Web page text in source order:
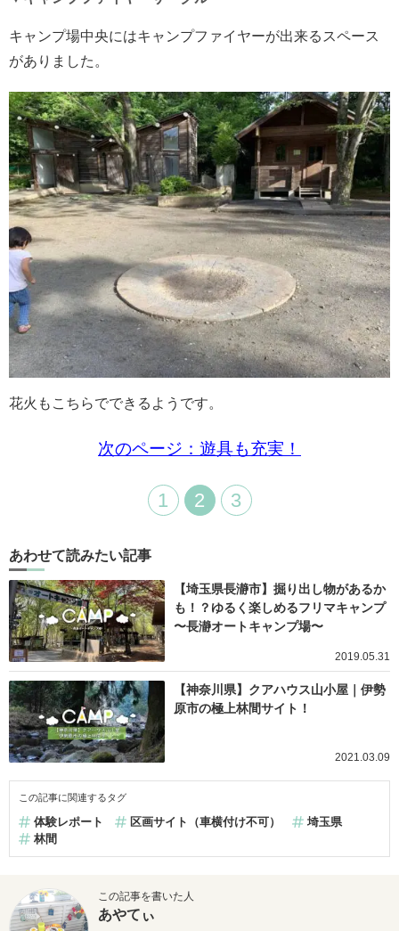
キャンプ場中央にはキャンプファイヤーが出来るスペース
がありました。
花火もこちらでできるようです。
次のページ：遊具も充実！
1 2 3
あわせて読みたい記事
【埼玉県長瀞市】掘り出し物があるか
も！？ゆるく楽しめるフリマキャンプ
〜長瀞オートキャンプ場〜
2019.05.31
【神奈川県】クアハウス山小屋｜伊勢
原市の極上林間サイト！
2021.03.09
この記事に関連するタグ
体験レポート 区画サイト（車横付け不可）
埼玉県
林間
この記事を書いた人
あやてぃ